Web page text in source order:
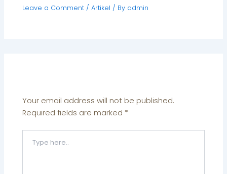
Leave a Comment /Artikel / By admin
Your email address will not be published.
Required fields are marked *
Type